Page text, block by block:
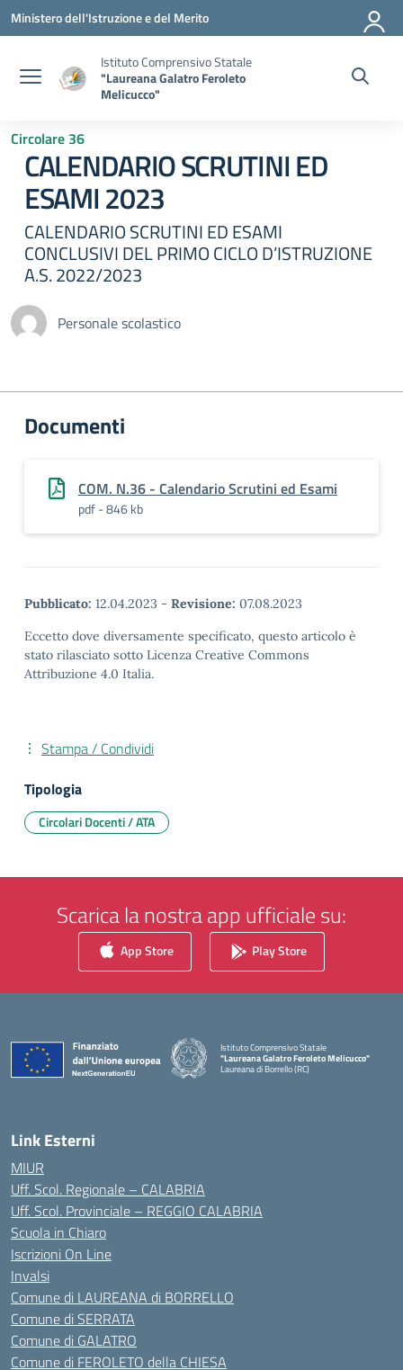
Vai ai contenuti
Vai al menu di navigazione
Vai al footer
Ministero dell'Istruzione e del Merito
Istituto Comprensivo Statale
"Laureana Galatro Feroleto
Melicucco"
Circolare 36
CALENDARIO SCRUTINI ED
ESAMI 2023
CALENDARIO SCRUTINI ED ESAMI
CONCLUSIVI DEL PRIMO CICLO D’ISTRUZIONE
A.S. 2022/2023
Personale scolastico
Documenti
COM. N.36 - Calendario Scrutini ed Esami
pdf - 846 kb
Pubblicato: 12.04.2023 - Revisione: 07.08.2023
Eccetto dove diversamente specificato, questo articolo è
stato rilasciato sotto Licenza Creative Commons
Attribuzione 4.0 Italia.
Stampa / Condividi
Tipologia
Circolari Docenti / ATA
Scarica la nostra app ufficiale su:
App Store Play Store
Istituto Comprensivo Statale
"Laureana Galatro Feroleto Melicucco"
Laureana di Borrello (RC)
Link Esterni
MIUR
Uff. Scol. Regionale – CALABRIA
Uff. Scol. Provinciale – REGGIO CALABRIA
Scuola in Chiaro
Iscrizioni On Line
Invalsi
Comune di LAUREANA di BORRELLO
Comune di SERRATA
Comune di GALATRO
Comune di FEROLETO della CHIESA